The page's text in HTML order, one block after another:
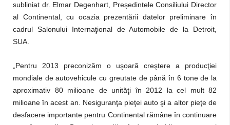
subliniat dr. Elmar Degenhart, Preşedintele Consiliului Director
al Continental, cu ocazia prezentării datelor preliminare în
cadrul Salonului Internaţional de Automobile de la Detroit,
SUA.
„Pentru 2013 preconizăm o uşoară creştere a producţiei
mondiale de autovehicule cu greutate de până în 6 tone de la
aproximativ 80 milioane de unităţi în 2012 la cel mult 82
milioane în acest an. Nesiguranţa pieţei auto şi a altor pieţe de
desfacere importante pentru Continental rămâne în continuare